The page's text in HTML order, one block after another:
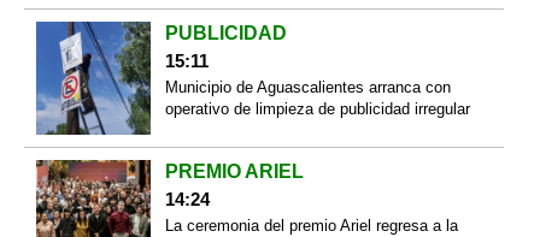
PUBLICIDAD
15:11
Municipio de Aguascalientes arranca con
operativo de limpieza de publicidad irregular
PREMIO ARIEL
14:24
La ceremonia del premio Ariel regresa a la